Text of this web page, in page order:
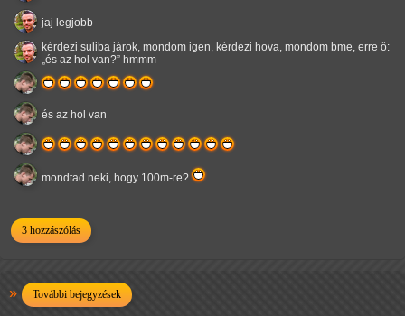
jaj legjobb
kérdezi suliba járok, mondom igen, kérdezi hova, mondom bme, erre ő:
és az hol van?
hmmm
és az hol van
mondtad neki, hogy 100m-re?
3 hozzászólás
További bejegyzések